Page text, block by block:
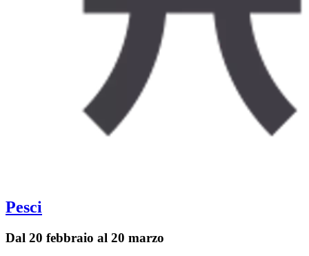
Pesci
Dal 20 febbraio al 20 marzo